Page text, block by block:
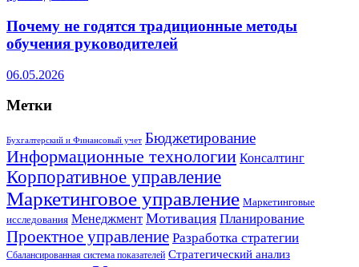
Почему не годятся традиционные методы
обучения руководителей
06.05.2026
Метки
Бухгалтерский и Финансовый учет Бюджетирование
Информационные технологии Консалтинг
Корпоративное управление
Маркетинговое управление Маркетинговые
исследования Менеджмент Мотивация Планирование
Проектное управление Разработка стратегии
Сбалансированная система показателей Стратегический анализ